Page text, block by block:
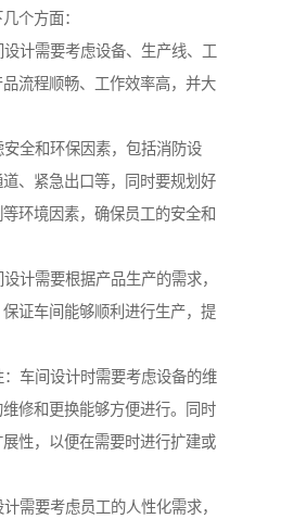
个方面：
计需要考虑设备、生产线、工
流程顺畅、工作效率高，并大
全和环保因素，包括消防设
、紧急出口等，同时要规划好
环境因素，确保员工的安全和
计需要根据产品生产的需求，
证车间能够顺利进行生产，提
车间设计时需要考虑设备的维
修和更换能够方便进行。同时
性，以便在需要时进行扩建或
需要考虑员工的人性化需求，